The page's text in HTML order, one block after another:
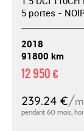
5 portes -
2018
91800 km
12 950 €